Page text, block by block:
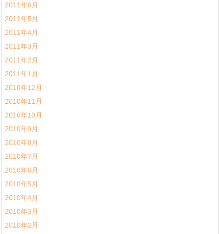
2011年6月
2011年5月
2011年4月
2011年3月
2011年2月
2011年1月
2010年12月
2010年11月
2010年10月
2010年9月
2010年8月
2010年7月
2010年6月
2010年5月
2010年4月
2010年3月
2010年2月